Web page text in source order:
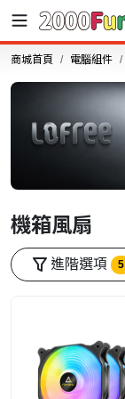
商城首頁 電腦組件
機箱風扇
進階選項 5